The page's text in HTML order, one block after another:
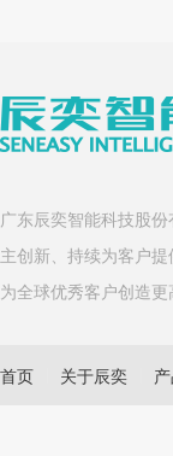
广东辰奕智能科技股
主创新、持续为客户
为全球优秀客户创造
首页 关于辰奕